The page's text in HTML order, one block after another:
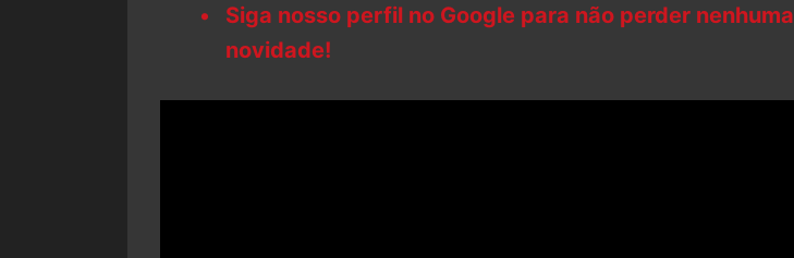
Siga nosso perfil no Google para não perder nenhuma
novidade!